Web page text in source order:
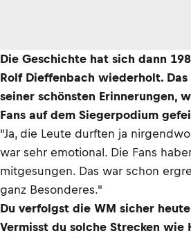
Die Geschichte hat sich dann
Rolf Dieffenbach wiederholt.
seiner schönsten Erinnerungen,
Fans auf dem Siegerpodium
"Ja, die Leute durften ja
war sehr emotional. Die Fans
mitgesungen. Das war schon
ganz Besonderes."
Du verfolgst die WM sicher
Vermisst du solche Strecken wie